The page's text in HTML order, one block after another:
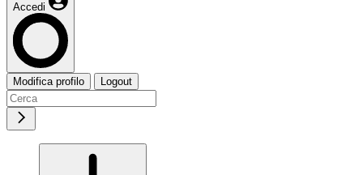
Accedi
Modifica profilo Logout